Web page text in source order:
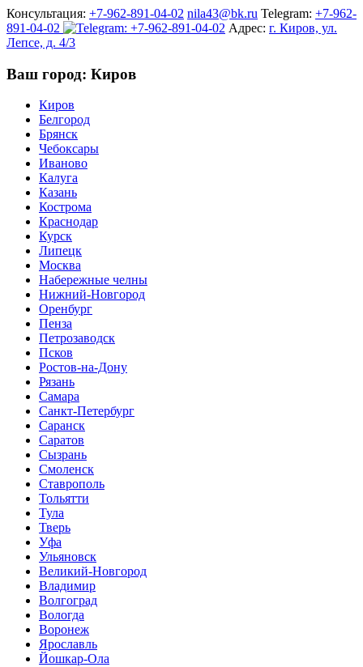
Консультация: +7-962-891-04-02 nila43@bk.ru Telegram: +7-962-
891-04-02
Адрес: г. Киров, ул.
Лепсе, д. 4/3
Ваш город: Киров
Киров
Белгород
Брянск
Чебоксары
Иваново
Калуга
Казань
Кострома
Краснодар
Курск
Липецк
Москва
Набережные челны
Нижний-Новгород
Оренбург
Пенза
Петрозаводск
Псков
Ростов-на-Дону
Рязань
Самара
Санкт-Петербург
Саранск
Саратов
Сызрань
Смоленск
Ставрополь
Тольятти
Тула
Тверь
Уфа
Ульяновск
Великий-Новгород
Владимир
Волгоград
Вологда
Воронеж
Ярославль
Йошкар-Ола